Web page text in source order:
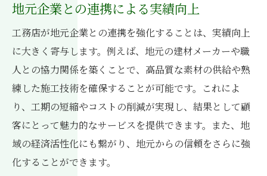
地元企業との連携による実績向上
工務店が地元企業との連携を強化することは、実績向上
に大きく寄与します。例えば、地元の建材メーカーや職
人との協力関係を築くことで、高品質な素材の供給や熟
練した施工技術を確保することが可能です。これによ
り、工期の短縮やコストの削減が実現し、結果として顧
客にとって魅力的なサービスを提供できます。また、地
域の経済活性化にも繋がり、地元からの信頼をさらに強
化することができます。